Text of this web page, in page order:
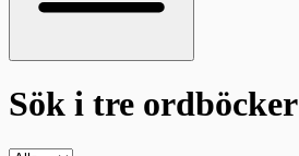
Sök i tre ordböcker